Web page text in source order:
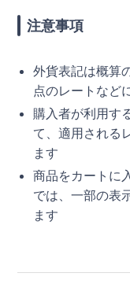
注意事項
外貨表記は概算
点のレートなど
購入者が利用す
て、適用される
ます
商品をカートに
では、一部の表
ます